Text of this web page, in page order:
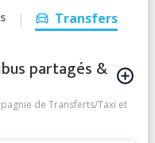
Transfers
partagés &
de Transferts/Taxi et